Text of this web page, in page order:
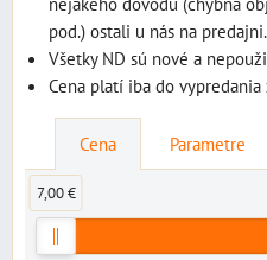
pod.) ostali u nás na predajni.
Všetky ND sú nové a
Cena platí iba do vypredania
Cena Parametre
7,00 €